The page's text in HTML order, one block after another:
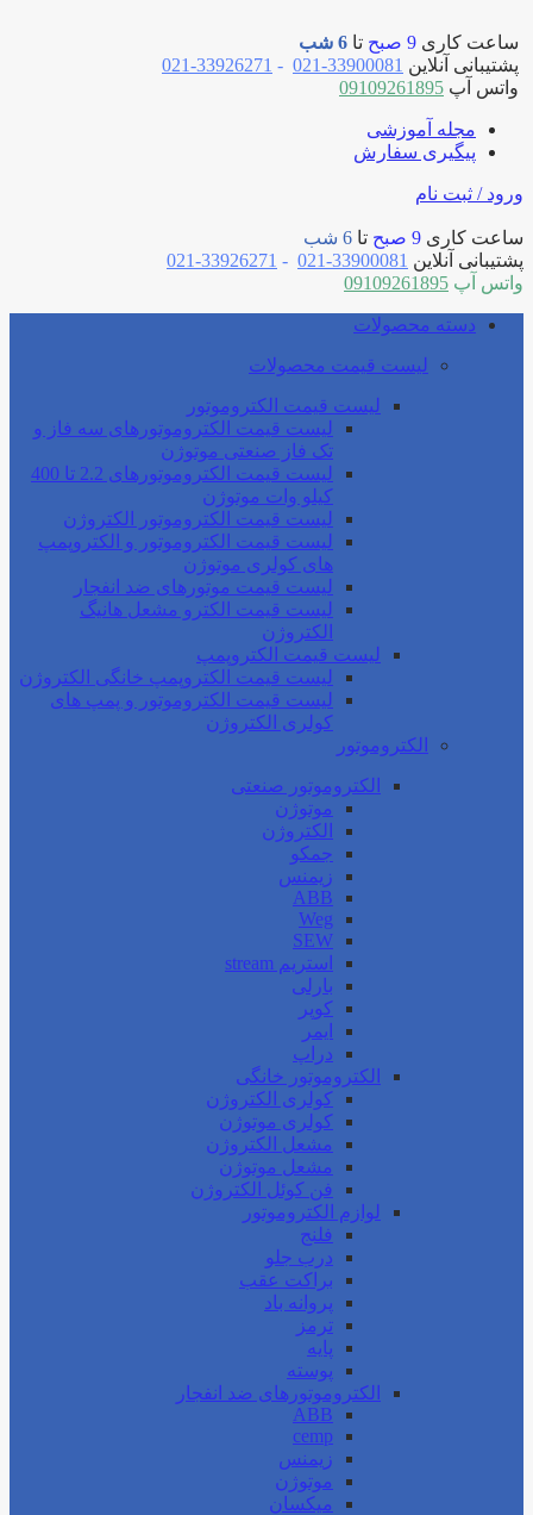
ساعت کاری 9 صبح تا 6 شب
پشتیبانی آنلاین 33900081-021
-
33926271-021
واتس آپ 09109261895
مجله آموزشی
پیگیری سفارش
ورود / ثبت نام
ساعت کاری 9 صبح تا 6 شب
پشتیبانی آنلاین 33900081-021
-
33926271-021
واتس آپ 09109261895
دسته محصولات
لیست قیمت محصولات
لیست قیمت الکتروموتور
لیست قیمت الکتروموتورهای سه فاز و
تک فاز صنعتی موتوژن
لیست قیمت الکتروموتورهای 2.2 تا 400
کیلو وات موتوژن
لیست قیمت الکتروموتور الکتروژن
لیست قیمت الکتروموتور و الکتروپمپ
های کولری موتوژن
لیست قیمت موتورهای ضد انفجار
لیست قیمت الکترو مشعل هانیگ
الکتروژن
لیست قیمت الکتروپمپ
لیست قیمت الکتروپمپ خانگی الکتروژن
لیست قیمت الکتروموتور و پمپ های
کولری الکتروژن
الکتروموتور
الکتروموتور صنعتی
موتوژن
الکتروژن
جمکو
زیمنس
ABB
Weg
SEW
استریم stream
بارلی
کوپر
ایمر
دراپ
الکتروموتور خانگی
کولری الکتروژن
کولری موتوژن
مشعل الکتروژن
مشعل موتوژن
فن کوئل الکتروژن
لوازم الکتروموتور
فلنج
درب جلو
براکت عقب
پروانه باد
ترمز
پایه
پوسته
الکتروموتورهای ضد انفجار
ABB
cemp
زیمنس
موتوژن
میکسان